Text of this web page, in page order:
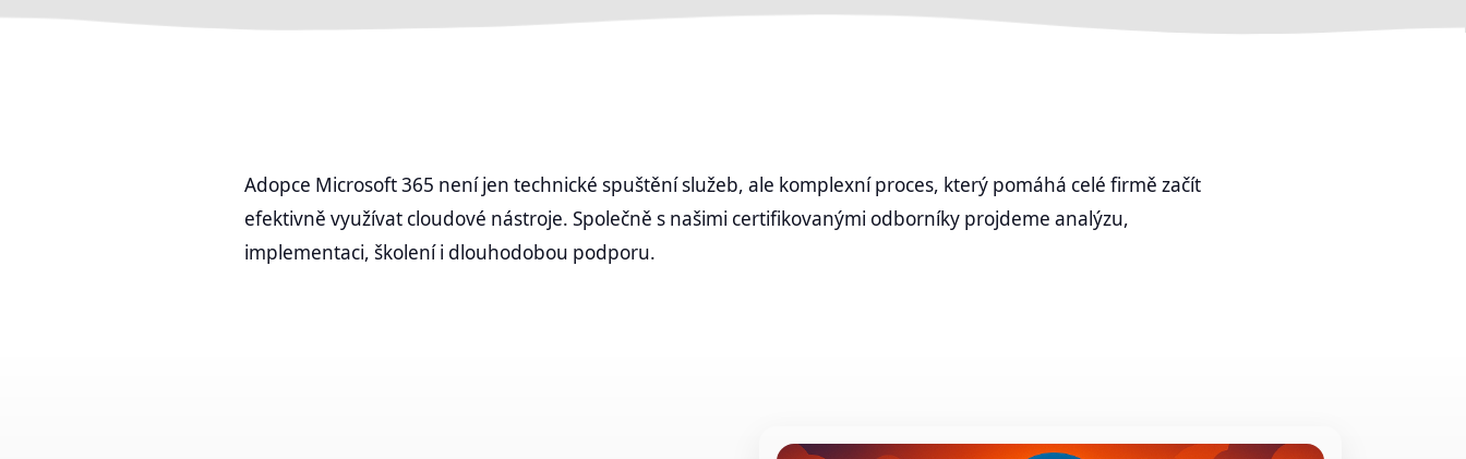
Adopce Microsoft 365 není jen technické spuštění služeb, ale komplexní proces, který pomáhá celé firmě začít
efektivně využívat cloudové nástroje. Společně s našimi certifikovanými odborníky projdeme analýzu,
implementaci, školení i dlouhodobou podporu.